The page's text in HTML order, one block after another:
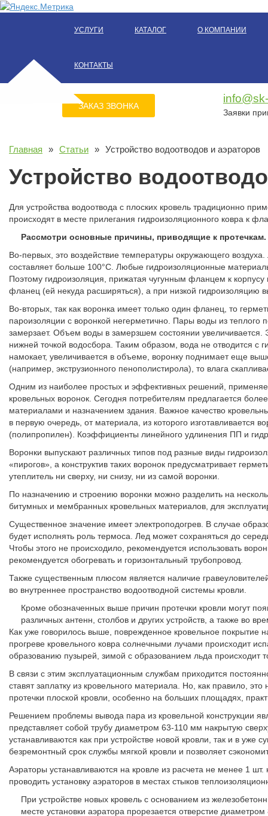
УСЛУГИ КАТАЛОГ О КОМПАНИИ
КОНТАКТЫ
ЗАКАЗ ЗВОНКА
Заявки
КАТАЛОГ О КОМПАНИИ
Главная » Статьи » Устройство водоотводов и аэраторов
Устройство
Для устройства водоотвода с плоских кровель традиционно
происходят в месте прилегания гидроизоляционного ковра к
Рассмотри основные причины, приводящие к протечкам.
Во-первых, это воздействие температуры окружающего
составляет больше 100°С. Любые гидроизоляционные
Поэтому гидроизоляция, прижатая чугунным фланцем к
фланец (ей некуда расширяться), а при низкой гидроизоляцию
Во-вторых, так как воронка имеет только один фланец, то
пароизоляции с воронкой негерметично. Пары воды из теплого
замерзает. Объем воды в замерзшем состоянии увеличивается.
нижней точкой водосбора. Таким образом, вода не отводится с
намокает, увеличивается в объеме, воронку поднимает еще
(например, экструзионного пенополистирола), то влага
Одним из наиболее простых и эффективных решений,
кровельных воронок. Сегодня потребителям предлагается
материалами и назначением здания. Важное качество
в первую очередь, от материала, из которого изготавливается
(полипропилен). Коэффициенты линейного удлинения ПП и
Воронки выпускают различных типов под разные виды
«пирогов», а конструктив таких воронок предусматривает
утеплитель ни сверху, ни снизу, ни из самой воронки.
По назначению и строению воронки можно разделить на
битумных и мембранных кровельных материалов, для
Существенное значение имеет электроподогрев. В случае
будет исполнять роль термоса. Лед может сохраняться до
Чтобы этого не происходило, рекомендуется использовать
рекомендуется обогревать и горизонтальный трубопровод.
Также существенным плюсом является наличие
во внутреннее пространство водоотводной системы кровли.
Кроме обозначенных выше причин протечки кровли могут
различных антенн, столбов и других устройств, а также во
Как уже говорилось выше, поврежденное кровельное покрытие
прогреве кровельного ковра солнечными лучами происходит
образованию пузырей, зимой с образованием льда происходит
В связи с этим эксплуатационным службам приходится
ставят заплатку из кровельного материала. Но, как правило,
протечки плоской кровли, особенно на больших площадях,
Решением проблемы вывода пара из кровельной конструкции
представляет собой трубу диаметром 63-110 мм накрытую
устанавливаются как при устройстве новой кровли, так и в
безремонтный срок службы мягкой кровли и позволяет
Аэраторы устанавливаются на кровле из расчета не менее 1
проводить установку аэраторов в местах стыков
При устройстве новых кровель с основанием из
месте установки аэратора прорезается отверстие